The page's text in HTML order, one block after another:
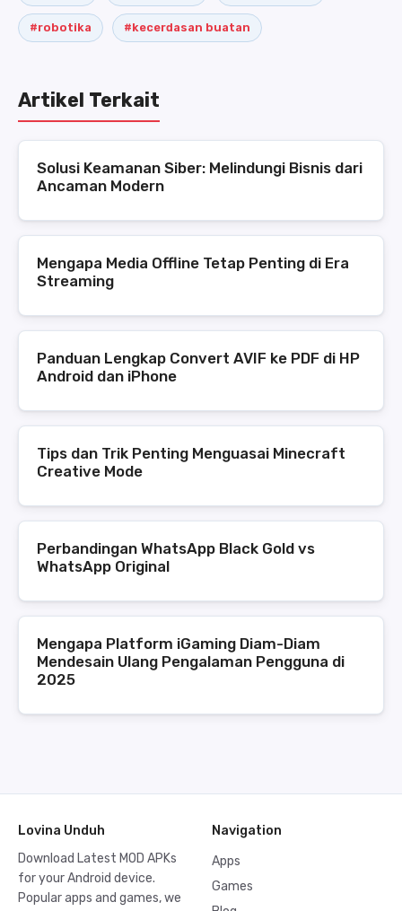
#robotika #kecerdasan buatan
Artikel Terkait
Solusi Keamanan Siber: Melindungi Bisnis dari
Ancaman Modern
Mengapa Media Offline Tetap Penting di Era
Streaming
Panduan Lengkap Convert AVIF ke PDF di HP
Android dan iPhone
Tips dan Trik Penting Menguasai Minecraft
Creative Mode
Perbandingan WhatsApp Black Gold vs
WhatsApp Original
Mengapa Platform iGaming Diam-Diam
Mendesain Ulang Pengalaman Pengguna di
2025
Lovina Unduh
Download Latest MOD APKs
for your Android device.
Popular apps and games, we
Navigation
Apps
Games